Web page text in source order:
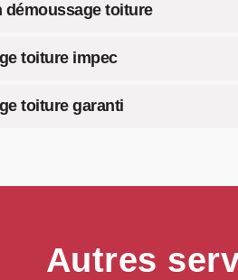
démoussage toiture
toiture impec
toiture garanti
Autres